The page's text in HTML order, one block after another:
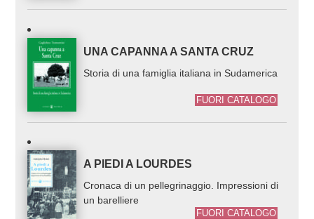
UNA CAPANNA A SANTA CRUZ
Storia di una famiglia italiana in Sudamerica
FUORI CATALOGO
A PIEDI A LOURDES
Cronaca di un pellegrinaggio. Impressioni di
un barelliere
FUORI CATALOGO